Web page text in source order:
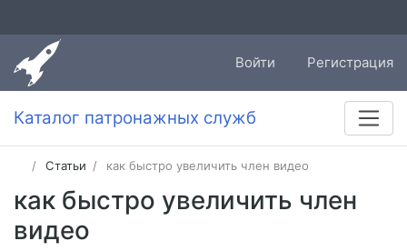
Войти Регистрация
Каталог патронажных служб
Статьи как быстро увеличить член видео
как быстро увеличить член
видео